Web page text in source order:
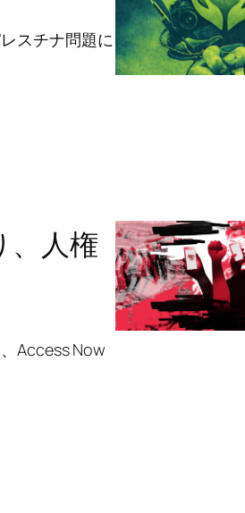
スチナ問題に
、人権
Access Now